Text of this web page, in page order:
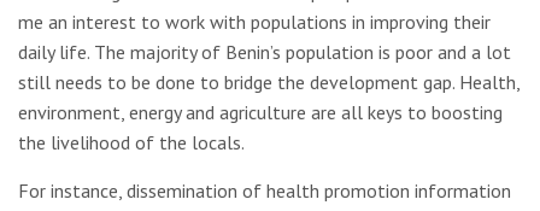
me an interest to work with populations in improving their
daily life. The majority of Benin’s population is poor and a lot
still needs to be done to bridge the development gap. Health,
environment, energy and agriculture are all keys to boosting
the livelihood of the locals.
For instance, dissemination of health promotion information